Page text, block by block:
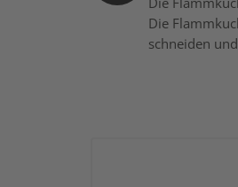
Die
schneiden